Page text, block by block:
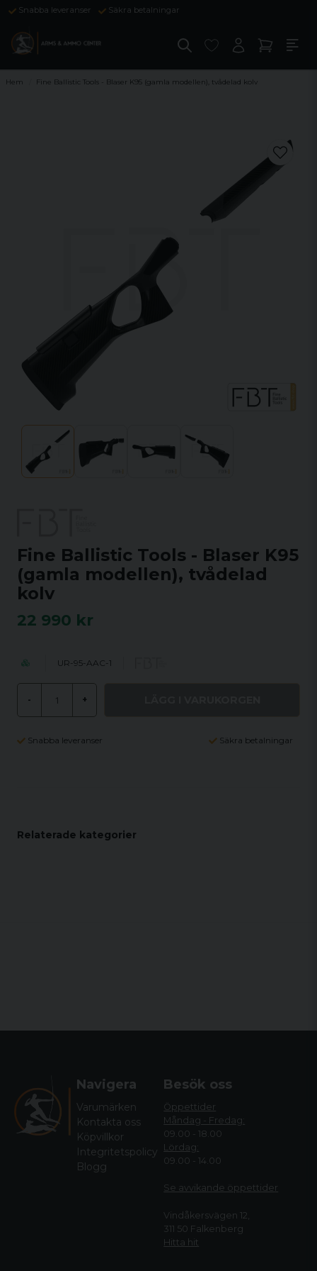
Snabba leveranser Säkra betalningar
Hem Fine Ballistic Tools - Blaser K95 (gamla modellen), tvådelad kolv
Fine Ballistic Tools - Blaser K95
(gamla modellen), tvådelad
kolv
22 990 kr
UR-95-AAC-1
- +
Snabba leveranser Säkra betalningar
Relaterade kategorier
Navigera
Varumärken
Kontakta oss
Köpvillkor
Integritetspolicy
Blogg
Besök oss
Öppettider
Måndag - Fredag:
09.00 - 18.00
Lördag:
09.00 - 14.00
Se avvikande öppettider
Vindåkersvägen 12,
311 50 Falkenberg
Hitta hit